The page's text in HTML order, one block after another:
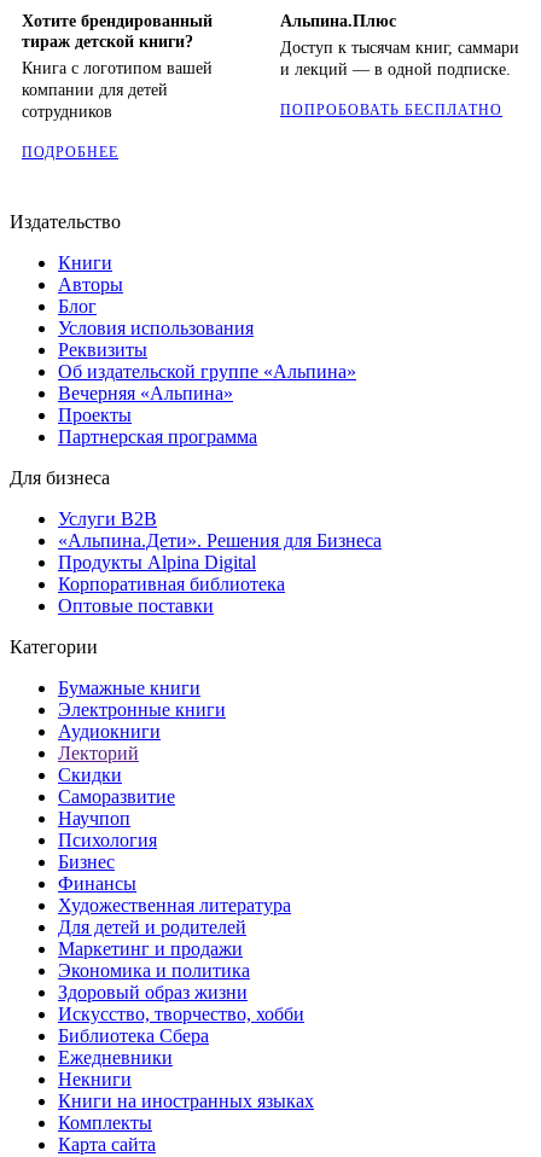
Хотите брендированный
тираж детской книги?
Книга с логотипом вашей
компании для детей
сотрудников
ПОДРОБНЕЕ
Альпина.Плюс
Доступ к тысячам книг, саммари
и лекций — в одной подписке.
ПОПРОБОВАТЬ БЕСПЛАТНО
Издательство
Книги
Авторы
Блог
Условия использования
Реквизиты
Об издательской группе «Альпина»
Вечерняя «Альпина»
Проекты
Партнерская программа
Для бизнеса
Услуги B2B
«Альпина.Дети». Решения для Бизнеса
Продукты Alpina Digital
Корпоративная библиотека
Оптовые поставки
Категории
Бумажные книги
Электронные книги
Аудиокниги
Лекторий
Скидки
Саморазвитие
Научпоп
Психология
Бизнес
Финансы
Художественная литература
Для детей и родителей
Маркетинг и продажи
Экономика и политика
Здоровый образ жизни
Искусство, творчество, хобби
Библиотека Сбера
Ежедневники
Некниги
Книги на иностранных языках
Комплекты
Карта сайта